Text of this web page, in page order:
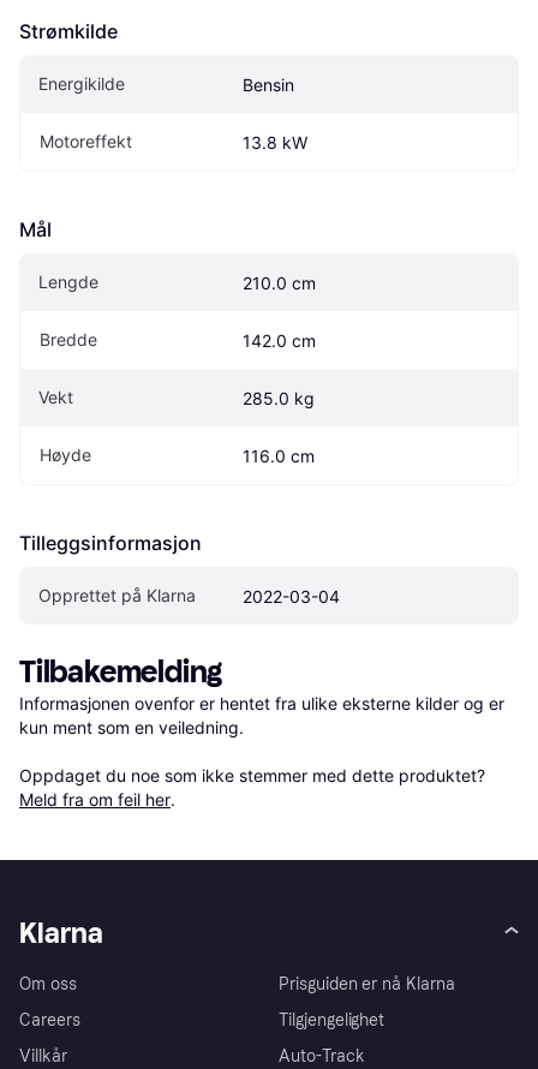
Strømkilde
Energikilde Bensin
Motoreffekt 13.8 kW
Mål
Lengde 210.0 cm
Bredde 142.0 cm
Vekt 285.0 kg
Høyde 116.0 cm
Tilleggsinformasjon
Opprettet på Klarna 2022-03-04
Tilbakemelding
Informasjonen ovenfor er hentet fra ulike eksterne kilder og er
kun ment som en veiledning.
Oppdaget du noe som ikke stemmer med dette produktet?
Meld fra om feil her.
Klarna
Om oss
Careers
Villkår
Prisguiden er nå Klarna
Tilgjengelighet
Auto-Track